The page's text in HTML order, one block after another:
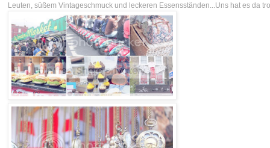
Leuten, süßem Vintageschmuck und leckeren Essensständen...Uns hat es da